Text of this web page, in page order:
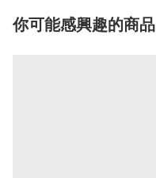
你可能感興趣的商品